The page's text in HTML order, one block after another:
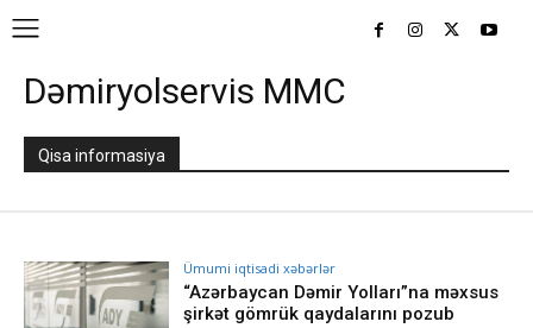
Dəmiryolservis MMC
Qisa informasiya
Ümumi iqtisadi xəbərlər
“Azərbaycan Dəmir Yolları”na məxsus
şirkət gömrük qaydalarını pozub